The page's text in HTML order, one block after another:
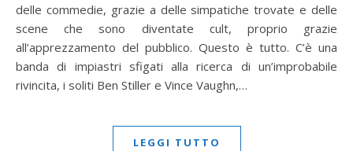
delle commedie, grazie a delle simpatiche trovate e delle
scene che sono diventate cult, proprio grazie
all’apprezzamento del pubblico. Questo è tutto. C’è una
banda di impiastri sfigati alla ricerca di un’improbabile
rivincita, i soliti Ben Stiller e Vince Vaughn,…
LEGGI TUTTO